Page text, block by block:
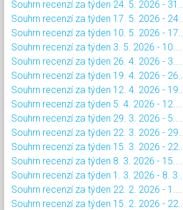
Souhrn recenzí za týden 24. 5. 2026 - 31....
Souhrn recenzí za týden 17. 5. 2026 - 24....
Souhrn recenzí za týden 10. 5. 2026 - 17....
Souhrn recenzí za týden 3. 5. 2026 - 10....
Souhrn recenzí za týden 26. 4. 2026 - 3....
Souhrn recenzí za týden 19. 4. 2026 - 26....
Souhrn recenzí za týden 12. 4. 2026 - 19....
Souhrn recenzí za týden 5. 4. 2026 - 12....
Souhrn recenzí za týden 29. 3. 2026 - 5....
Souhrn recenzí za týden 22. 3. 2026 - 29....
Souhrn recenzí za týden 15. 3. 2026 - 22....
Souhrn recenzí za týden 8. 3. 2026 - 15....
Souhrn recenzí za týden 1. 3. 2026 - 8. 3....
Souhrn recenzí za týden 22. 2. 2026 - 1....
Souhrn recenzí za týden 15. 2. 2026 - 22....